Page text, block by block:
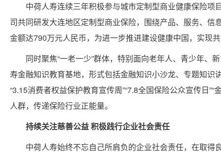
中荷人寿连续三年积极参与城市定制型商业健康保险
司共同研发大连地区定制型商业保险，围绕产品、服务、
金额达790万元人民币，为进一步推进建设健康中国，实现
同时聚焦“一老一少”群体，特别面向老年人、青少年
寿金融知识教育基地，形式包括金融知识小沙龙、专题知
“3.15消费者权益保护教育宣传周”“7.8全国保险公众宣传日
人群，传递保险行业正能量。
持续关注慈善公益 积极践行企业社会责任
中荷人寿始终不忘自己所肩负的企业社会责任，在取得